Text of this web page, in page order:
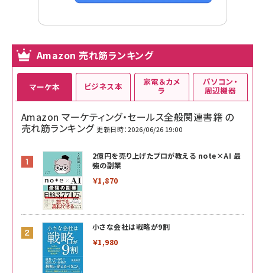
Amazon 売れ筋ランキング
マーケ本
Amazon マーケティング・セールス全般関連書籍 の
売れ筋ランキング 更新日時：2026/06/26 19:00
2億円を売り上げたプロが教える note×AI 最
強の副業
￥1,870
小さな会社は戦略が9割
￥1,980
ビジネス本 家電＆カメ
ラ
パソコン・
周辺機器